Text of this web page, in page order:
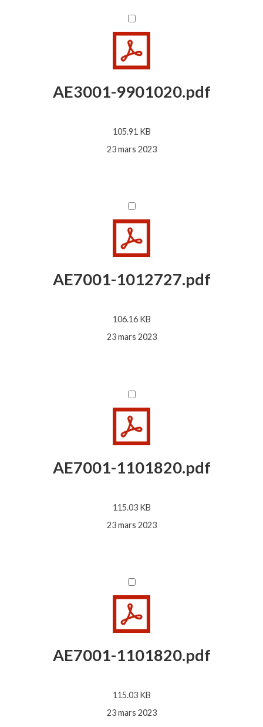
AE3001-9901020.pdf
105.91 KB
23 mars 2023
AE7001-1012727.pdf
106.16 KB
23 mars 2023
AE7001-1101820.pdf
115.03 KB
23 mars 2023
AE7001-1101820.pdf
115.03 KB
23 mars 2023